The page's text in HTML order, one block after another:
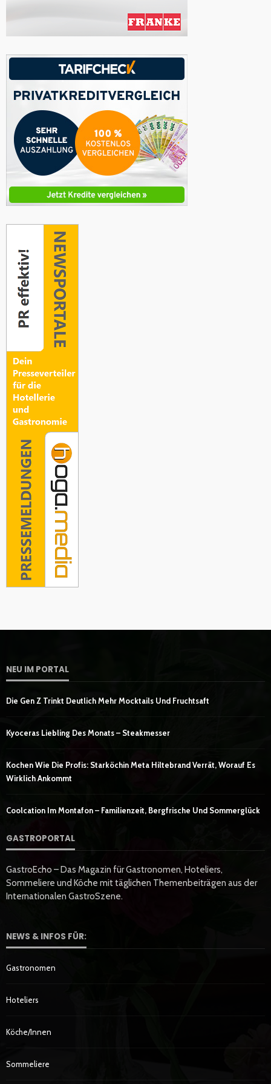
NEU IM PORTAL
Die Gen Z Trinkt Deutlich Mehr Mocktails Und Fruchtsaft
Kyoceras Liebling Des Monats – Steakmesser
Kochen Wie Die Profis: Starköchin Meta Hiltebrand Verrät, Worauf Es
Wirklich Ankommt
Coolcation Im Montafon – Familienzeit, Bergfrische Und Sommerglück
GASTROPORTAL
GastroEcho – Das Magazin für Gastronomen, Hoteliers,
Sommeliere und Köche mit täglichen Themenbeiträgen aus der
Internationalen GastroSzene.
NEWS & INFOS FÜR:
Gastronomen
Hoteliers
Köche/innen
Sommeliere